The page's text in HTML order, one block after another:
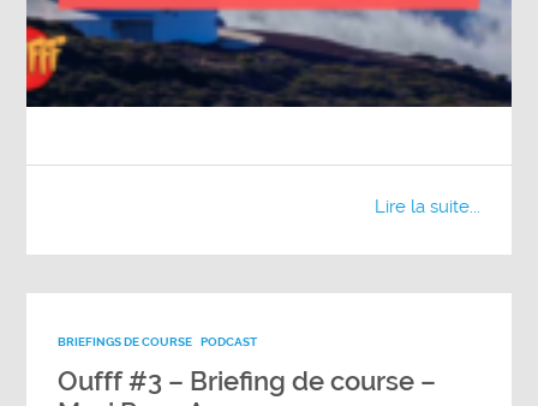
Lire la suite...
BRIEFINGS DE COURSE PODCAST
Oufff #3 – Briefing de course –